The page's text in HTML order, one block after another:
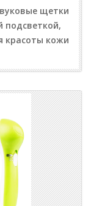
щетки
подсветкой,
красоты кожи